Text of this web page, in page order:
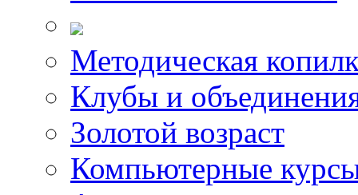
Методическая
Клубы и
Золотой возраст
Компьютерные